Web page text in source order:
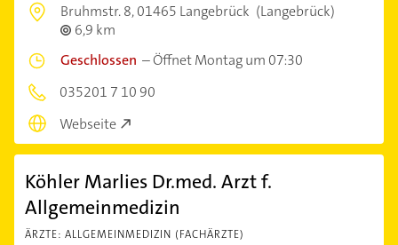
Bruhmstr. 8,01465 Langebrück (Langebrück)
6,9 km
Geschlossen –Öffnet Montag um 07:30
035201 7 10 90
Webseite
Köhler Marlies Dr.med. Arzt f.
Allgemeinmedizin
ÄRZTE: ALLGEMEINMEDIZIN (FACHÄRZTE)